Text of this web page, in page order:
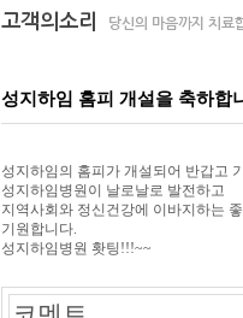
성지하임 홈피 개설을 축하합
성지하임의 홈피가 개설되어 반갑고
성지하임병원이 날로날로 발전하고
지역사회와 정신건강에 이바지하는
기원합니다.
성지하임병원 홧팅!!!~~